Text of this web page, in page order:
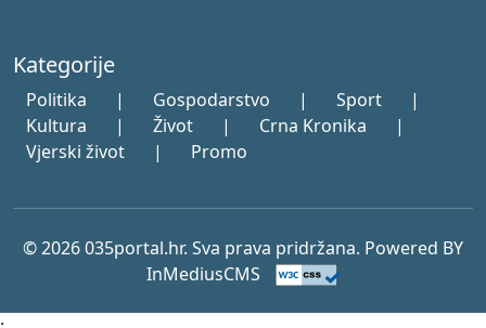
Kategorije
Politika | Gospodarstvo | Sport
|
Kultura
| Život | Crna Kronika
|
Vjerski život
| Promo
© 2026 035portal.hr. Sva prava pridržana. Powered BY
InMediusCMS